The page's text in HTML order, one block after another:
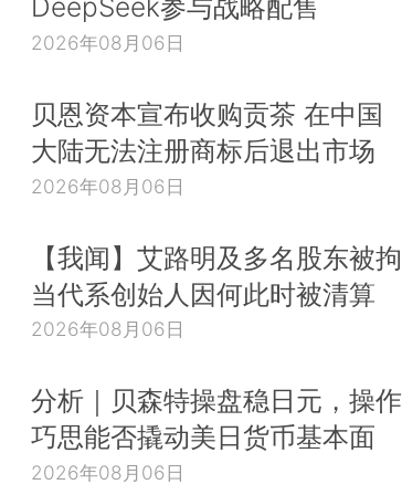
DeepSeek参与战略配售
2026年08月06日
贝恩资本宣布收购贡茶 在中国
大陆无法注册商标后退出市场
2026年08月06日
【我闻】艾路明及多名股东被拘
当代系创始人因何此时被清算
2026年08月06日
分析｜贝森特操盘稳日元，操作
巧思能否撬动美日货币基本面
2026年08月06日